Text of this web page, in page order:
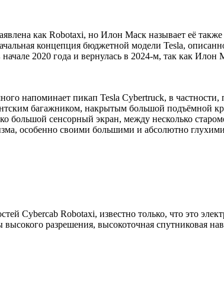
как Robotaxi, но Илон Маск называет её
концепция бюджетной модели Tesla,
2020 года и вернулась в 2024-м, так как
напоминает пикап Tesla Cybertruck, в
багажником, накрытым большой подъёмной
большой сенсорный экран, между несколько
особенно своими большими и абсолютно
Cybercab Robotaxi, известно только, что это
высокого разрешения, высокоточная